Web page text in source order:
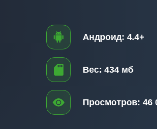
Андроид: 4.4+
Вес: 434 мб
Просмотров: 46